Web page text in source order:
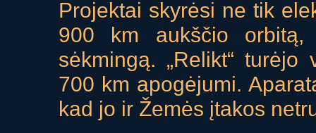
Projektai skyrėsi ne tik
900 km aukščio orbitą,
sėkmingą. „Relikt“
700 km apogėjumi.
kad jo ir Žemės įtakos